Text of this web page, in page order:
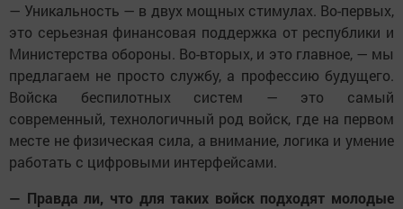
— Уникальность — в двух мощных стимулах. Во-первых,
это серьезная финансовая поддержка от республики и
Министерства обороны. Во-вторых, и это главное, — мы
предлагаем не просто службу, а профессию будущего.
Войска беспилотных систем — это самый
современный, технологичный род войск, где на первом
месте не физическая сила, а внимание, логика и умение
работать с цифровыми интерфейсами.
— Правда ли, что для таких войск подходят молодые